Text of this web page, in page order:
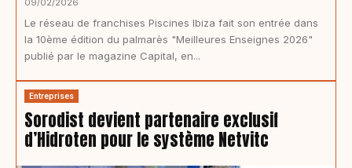
09/02/2026
Le réseau de franchises Piscines Ibiza fait son entrée dans
la 10ème édition du palmarès "Meilleures Enseignes 2026"
publié par le magazine Capital, en...
Entreprises
Sorodist devient partenaire exclusif
d’Hidroten pour le système Netvitc